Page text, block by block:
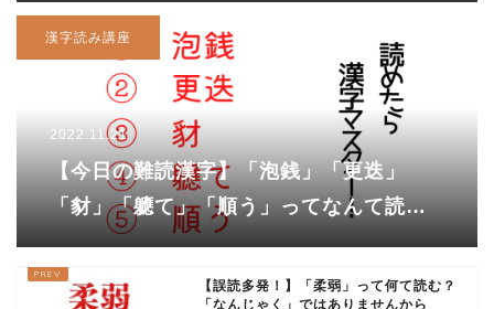
漢字読み講座
2022.11.21
【今日の難読漢字】「泡銭」「更迭」
「豺」「軈て」「順う」ってなんて読
【誤読多発！】「柔弱」って何て読む？
「なんじゃく」ではありませんから